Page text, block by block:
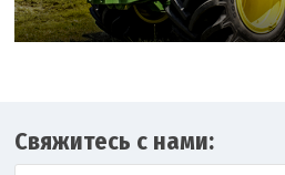
Свяжитесь с нами: